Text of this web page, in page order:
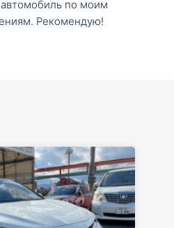
по моим
Рекомендую!